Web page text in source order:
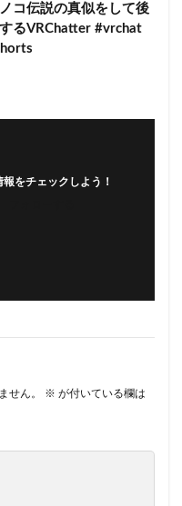
コ伝説の真似をして後
るVRChatter #vrchat
報をチェックしよう！
せん。 ※ が付いている欄は